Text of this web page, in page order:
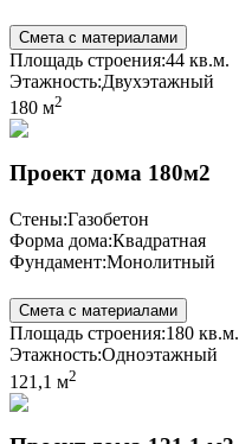
Смета с материалами
Площадь строения:44 кв.м.
Этажность:Двухэтажный
180 м2
Проект дома 180м2
Стены:Газобетон
Форма дома:Квадратная
Фундамент:Монолитный
Смета с материалами
Площадь строения:180 кв.м.
Этажность:Одноэтажный
121,1 м2